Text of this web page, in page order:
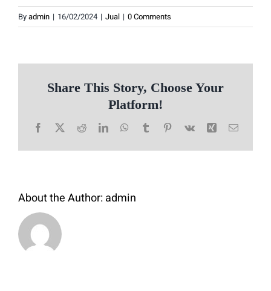
Byadmin | 16/02/2024 | Jual | 0 Comments
Share This Story, Choose Your
Platform!
Facebook
X RedditLinkedInWhatsApp
TumblrPinterest
Vk Xing Email
About the Author:admin